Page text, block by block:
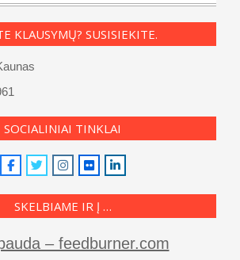
KLAUSYMŲ? SUSISIEKITE.
SOCIALINIAI TINKLAI
SKELBIAME IR Į …
– feedburner.com